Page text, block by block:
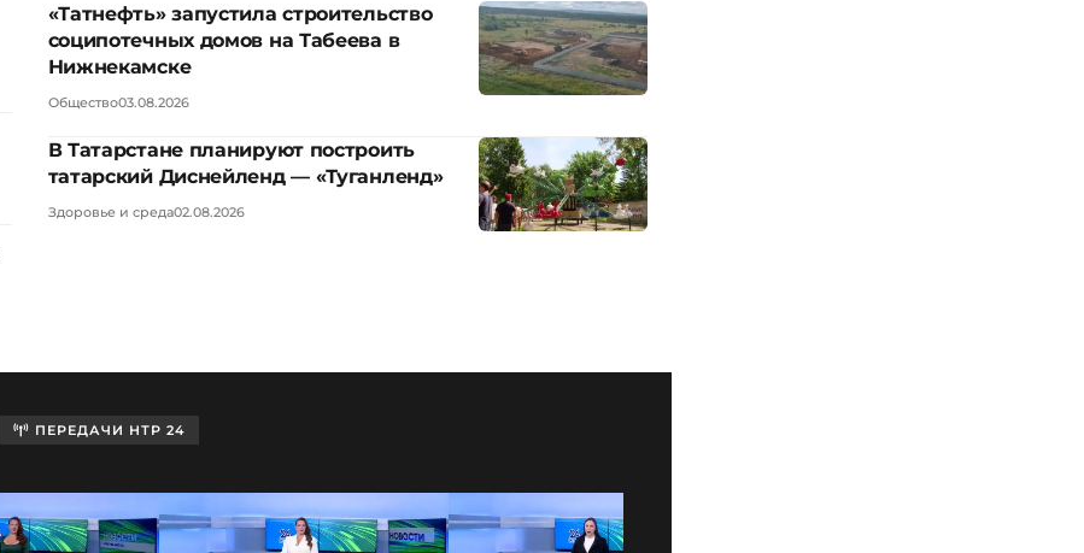
«Татнефть» запустила строительство
соципотечных домов на Табеева в
Нижнекамске
Общество03.08.2026
В Татарстане планируют построить
татарский Диснейленд — «Туганленд»
Здоровье и среда02.08.2026
ПЕРЕДАЧИ НТР 24